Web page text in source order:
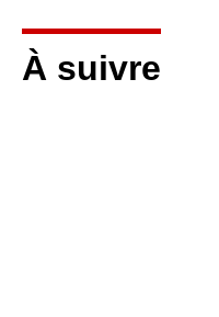
À suivre